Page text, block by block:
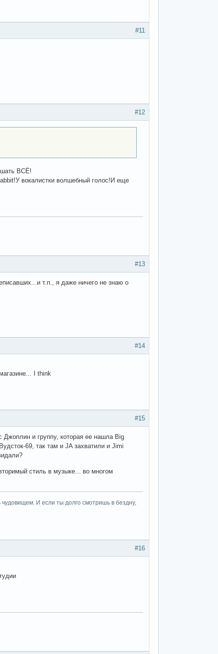
#11
#12
ВСЁ!
вокалистки волшебный голос!И еще
#13
т.п., я даже ничего не знаю о
#14
I think
#15
Джоплин и группу, которая ее нашла Big
69, так там и JA захватили и Jimi
стиль в музыке... во многом
И если ты долго смотришь в бездну,
#16